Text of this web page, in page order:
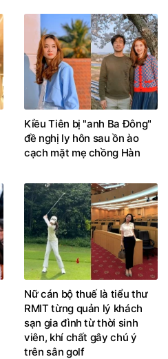
Kiều Tiên bị "anh Ba Đông"
đề nghị ly hôn sau ồn ào
cạch mặt mẹ chồng Hàn
Nữ cán bộ thuế là tiểu thư
RMIT từng quản lý khách
sạn gia đình từ thời sinh
viên, khí chất gây chú ý
trên sân golf